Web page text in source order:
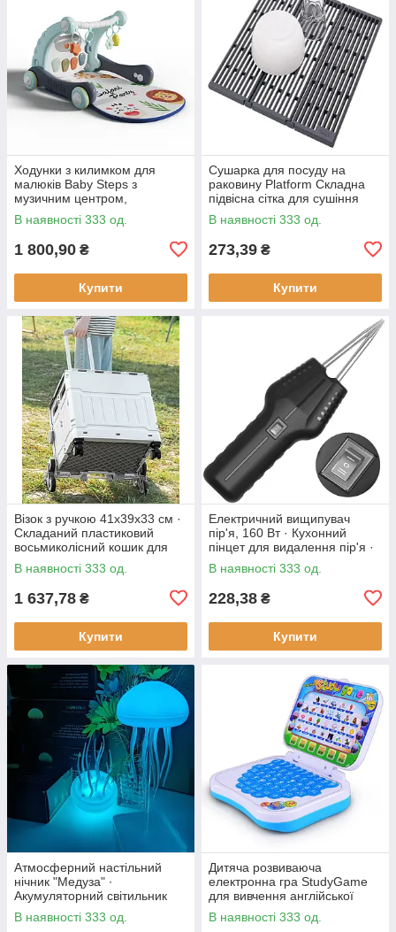
Ходунки з килимком для
малюків Baby Steps з
музичним центром,
бізабордом, піаніно та
Bluetooth підключенням +
В наявності 333 од.
1 800,90 ₴
Купити
Сушарка для посуду на
раковину Platform Складна
підвісна сітка для сушіння
В наявності 333 од.
273,39 ₴
Купити
Візок з ручкою 41х39х33 см ·
Складаний пластиковий
восьмиколісний кошик для
продуктів
В наявності 333 од.
1 637,78 ₴
Купити
Електричний вищипувач
пір'я, 160 Вт · Кухонний
пінцет для видалення пір'я ·
Інструмент - щипці для
ощипування птиці
В наявності 333 од.
228,38 ₴
Купити
Атмосферний настільний
нічник "Медуза" ∙
Акумуляторний світильник
В наявності 333 од.
Дитяча розвиваюча
електронна гра StudyGame
для вивчення англійської
мови · Інтерактивний
комп'ютер для дитини
В наявності 333 од.